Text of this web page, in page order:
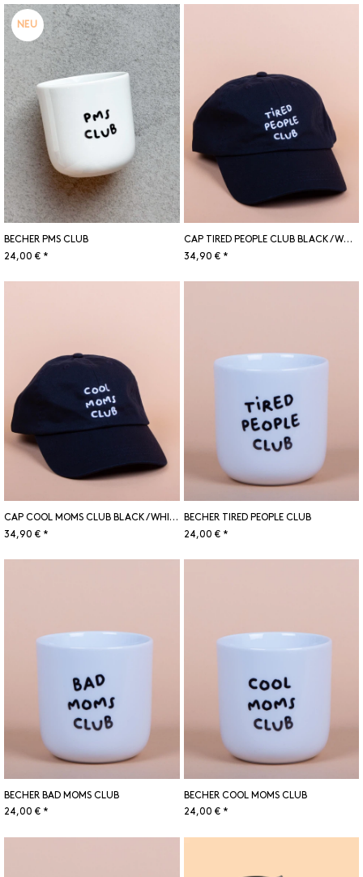
NEU
BECHER PMS CLUB
24,00 € *
CAP TIRED PEOPLE CLUB BLACK/WHITE
34,90 € *
CAP COOL MOMS CLUB BLACK/WHITE
34,90 € *
BECHER TIRED PEOPLE CLUB
24,00 € *
BECHER BAD MOMS CLUB
24,00 € *
BECHER COOL MOMS CLUB
24,00 € *